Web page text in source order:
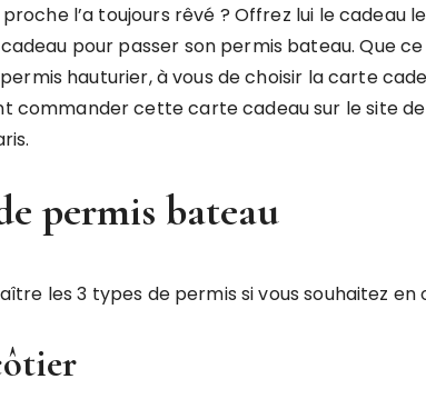
l’a toujours rêvé ? Offrez lui le cadeau
pour passer son permis bateau. Que
hauturier, à vous de choisir la carte
commander cette carte cadeau sur le site de
permis bateau
les 3 types de permis si vous souhaitez en